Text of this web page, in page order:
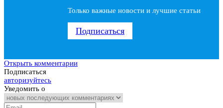
Только важные новости и лучшие статьи
Подписаться
Открыть комментарии
Подписаться
авторизуйтесь
Уведомить о